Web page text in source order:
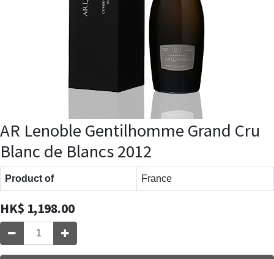
AR Lenoble Gentilhomme Grand Cru
Blanc de Blancs 2012
Product of France
HK$ 1,198.00